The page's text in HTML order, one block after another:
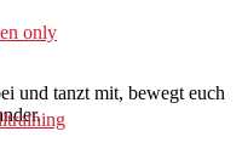
only
und tanzt mit, bewegt euch